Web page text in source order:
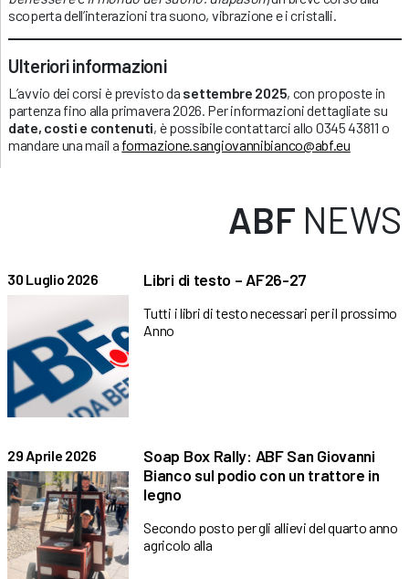
scoperta dell’interazioni tra suono, vibrazione e i cristalli.
Ulteriori informazioni
L’avvio dei corsi è previsto da settembre 2025, con proposte in
partenza fino alla primavera 2026. Per informazioni dettagliate su
date, costi e contenuti, è possibile contattarci allo 0345 43811 o
mandare una mail a formazione.sangiovannibianco@abf.eu
ABF NEWS
30 Luglio 2026 Libri di testo – AF26-27
Tutti i libri di testo necessari per il prossimo
Anno
29 Aprile 2026
Soap Box Rally: ABF San Giovanni
Bianco sul podio con un trattore in
legno
Secondo posto per gli allievi del quarto anno
agricolo alla